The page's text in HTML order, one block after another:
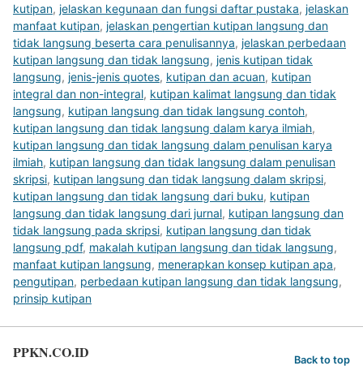
kutipan, jelaskan kegunaan dan fungsi daftar pustaka, jelaskan
manfaat kutipan, jelaskan pengertian kutipan langsung dan
tidak langsung beserta cara penulisannya, jelaskan perbedaan
kutipan langsung dan tidak langsung, jenis kutipan tidak
langsung, jenis-jenis quotes, kutipan dan acuan, kutipan
integral dan non-integral, kutipan kalimat langsung dan tidak
langsung, kutipan langsung dan tidak langsung contoh,
kutipan langsung dan tidak langsung dalam karya ilmiah,
kutipan langsung dan tidak langsung dalam penulisan karya
ilmiah, kutipan langsung dan tidak langsung dalam penulisan
skripsi, kutipan langsung dan tidak langsung dalam skripsi,
kutipan langsung dan tidak langsung dari buku, kutipan
langsung dan tidak langsung dari jurnal, kutipan langsung dan
tidak langsung pada skripsi, kutipan langsung dan tidak
langsung pdf, makalah kutipan langsung dan tidak langsung,
manfaat kutipan langsung, menerapkan konsep kutipan apa,
pengutipan, perbedaan kutipan langsung dan tidak langsung,
prinsip kutipan
PPKN.CO.ID Back to top